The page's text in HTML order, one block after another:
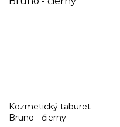
Kozmetický taburet -
Bruno - čierny